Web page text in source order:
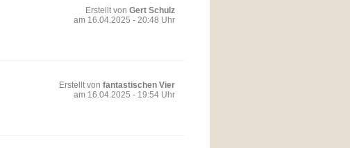
Erstellt von Gert Schulz
am 16.04.2025 - 20:48 Uhr
Erstellt von fantastischen Vier
am 16.04.2025 - 19:54 Uhr